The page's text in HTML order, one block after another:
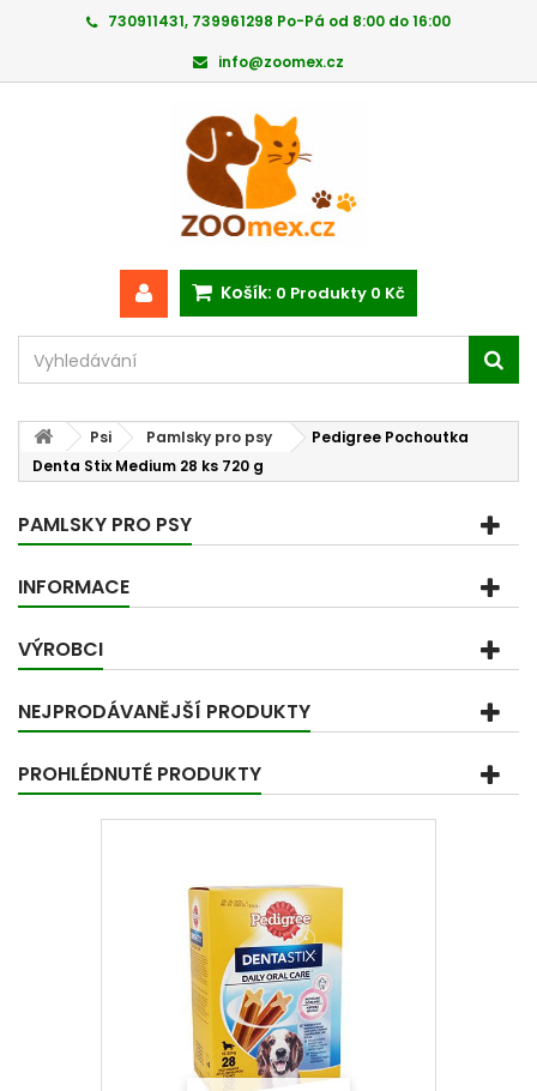
730911431, 739961298 Po-Pá od 8:00 do 16:00
info@zoomex.cz
Košík: 0 Produkty 0 Kč
Psi Pamlsky pro psy
Pedigree Pochoutka
Denta Stix Medium 28 ks 720 g
PAMLSKY PRO PSY
INFORMACE
VÝROBCI
NEJPRODÁVANĚJŠÍ PRODUKTY
PROHLÉDNUTÉ PRODUKTY